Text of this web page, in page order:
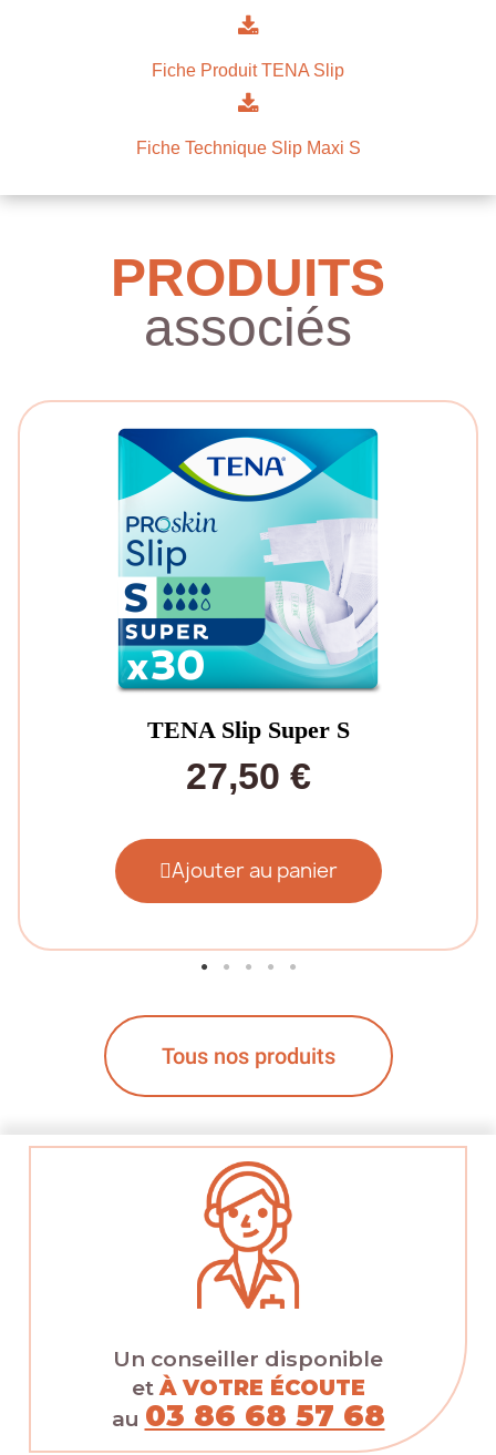
Fiche Produit TENA Slip
Fiche Technique Slip Maxi S
PRODUITS
associés
TENA Slip Super S
27,50 €
Ajouter au panier
Tous nos produits
Un conseiller disponible
et À VOTRE ÉCOUTE
au 03 86 68 57 68